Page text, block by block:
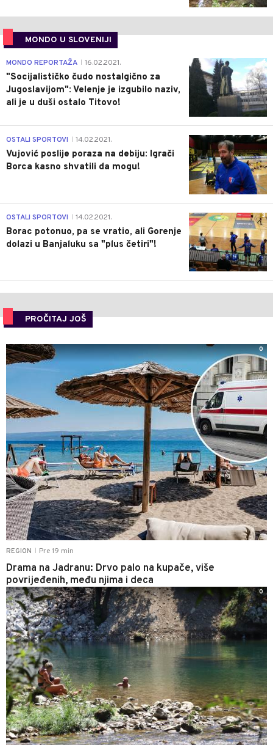
MONDO U SLOVENIJI
4
MONDO REPORTAŽA 16.02.2021.
"Socijalističko čudo nostalgično za
Jugoslavijom": Velenje je izgubilo naziv,
ali je u duši ostalo Titovo!
1
OSTALI SPORTOVI 14.02.2021.
Vujović poslije poraza na debiju: Igrači
Borca kasno shvatili da mogu!
3
OSTALI SPORTOVI 14.02.2021.
Borac potonuo, pa se vratio, ali Gorenje
dolazi u Banjaluku sa "plus četiri"!
PROČITAJ JOŠ
REGION Pre 19 min
Drama na Jadranu: Drvo palo na kupače, više
povrijeđenih, među njima i deca
0
0